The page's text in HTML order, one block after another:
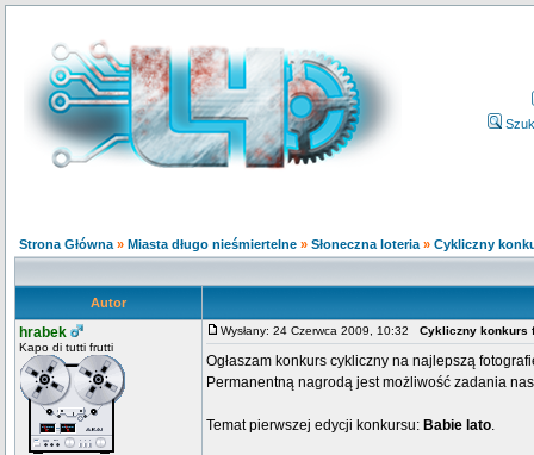
Strona Główna » Miasta długo nieśmiertelne » Słoneczna loteria » Cykliczny
Autor
hrabek
Kapo di tutti frutti
Wysłany: 24 Czerwca 2009, 10:32 Cykliczny konkurs
Ogłaszam konkurs cykliczny na najlepszą
Permanentną nagrodą jest możliwość zadania
Temat pierwszej edycji konkursu: Babie lato.